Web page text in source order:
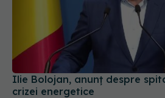
Ilie Bolojan, anunț despre
crizei energetice